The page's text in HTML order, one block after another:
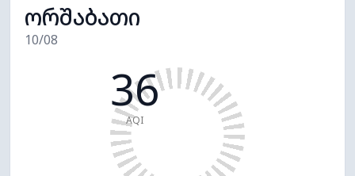
ორშაბათი
10/08
36
AQI